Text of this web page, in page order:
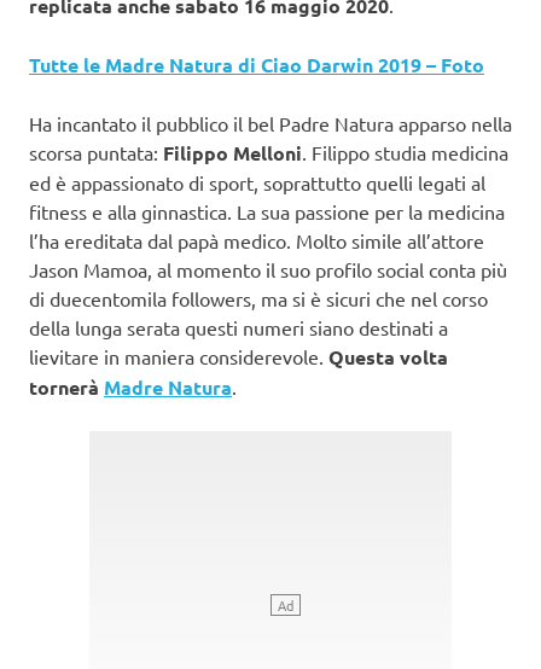
replicata anche sabato 16 maggio 2020
Tutte le Madre Natura di Ciao Darwin 2019 – Foto
Ha incantato il pubblico il bel Padre Natura apparso nella
scorsa puntata: Filippo Melloni . Filippo studia medicina
ed è appassionato di sport, soprattutto quelli legati al
fitness e alla ginnastica. La sua passione per la medicina
l’ha ereditata dal papà medico. Molto simile all’attore
Jason Mamoa, al momento il suo profilo social conta più
di duecentomila followers, ma si è sicuri che nel corso
della lunga serata questi numeri siano destinati a
lievitare in maniera considerevole. Questa volta
tornerà Madre Natura